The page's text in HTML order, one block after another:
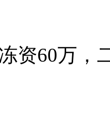
资60万，